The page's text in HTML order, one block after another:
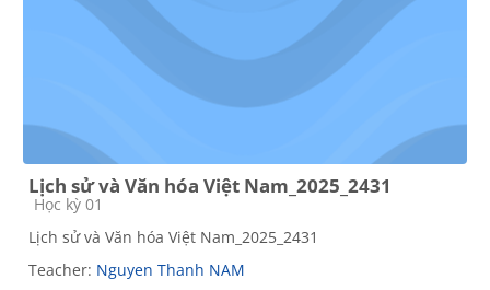
Lịch sử và Văn hóa Việt Nam_2025_2431
Course category
Học kỳ 01
Lịch sử và Văn hóa Việt Nam_2025_2431
Teacher: Nguyen Thanh NAM